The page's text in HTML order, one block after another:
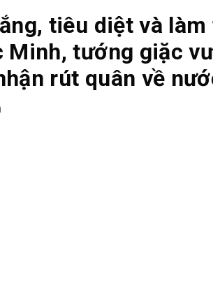
tiêu diệt và
Minh, tướng giặc
rút quân về